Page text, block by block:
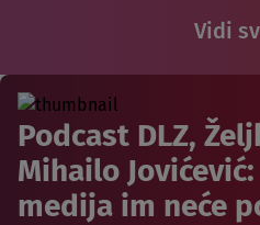
Vidi
Podcast DLZ,
Mihailo
medija im neće